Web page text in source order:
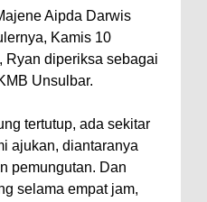
Aipda Darwis
Kamis 10
Ryan diperiksa sebagai
Unsulbar.
tertutup, ada sekitar
ajukan, diantaranya
pemungutan. Dan
selama empat jam,